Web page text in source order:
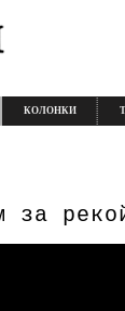
КОЛОНКИ
за